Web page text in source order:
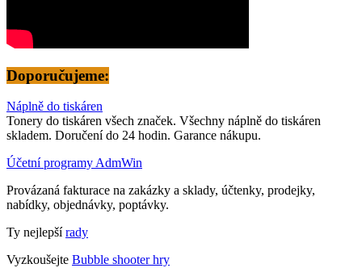
Doporučujeme:
Náplně do tiskáren
Tonery do tiskáren všech značek. Všechny náplně do tiskáren
skladem. Doručení do 24 hodin. Garance nákupu.
Účetní programy AdmWin
Provázaná fakturace na zakázky a sklady, účtenky, prodejky,
nabídky, objednávky, poptávky.
Ty nejlepšírady
Vyzkoušejte Bubble shooter hry